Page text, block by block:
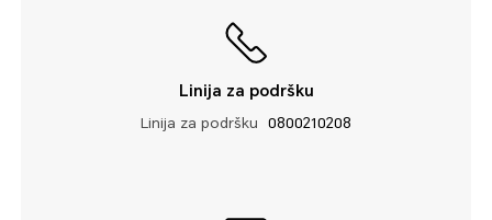
Linija za podršku
Linija za podršku 0800210208